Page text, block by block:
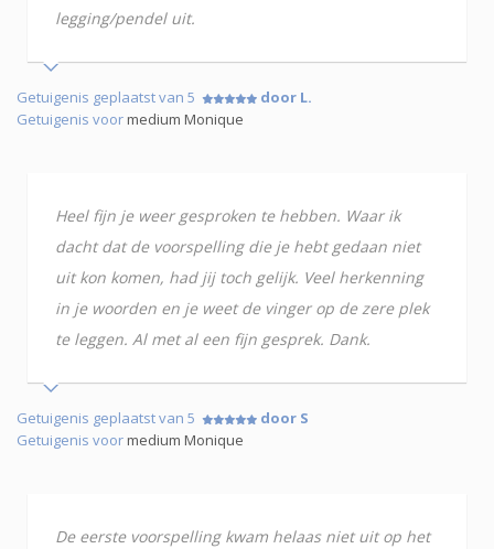
legging/pendel uit.
Getuigenis geplaatst van 5
door L.
Getuigenis voormedium Monique
Heel fijn je weer gesproken te hebben. Waar ik
dacht dat de voorspelling die je hebt gedaan niet
uit kon komen, had jij toch gelijk. Veel herkenning
in je woorden en je weet de vinger op de zere plek
te leggen. Al met al een fijn gesprek. Dank.
Getuigenis geplaatst van 5
door S
Getuigenis voormedium Monique
De eerste voorspelling kwam helaas niet uit op het